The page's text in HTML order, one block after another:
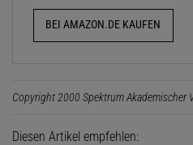
BEI AMAZON.DE KAUFEN
Copyright 2000 Spektrum Akademischer
Diesen Artikel empfehlen: